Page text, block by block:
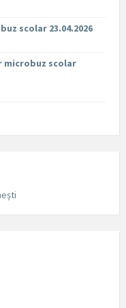
scolar 23.04.2026
microbuz scolar